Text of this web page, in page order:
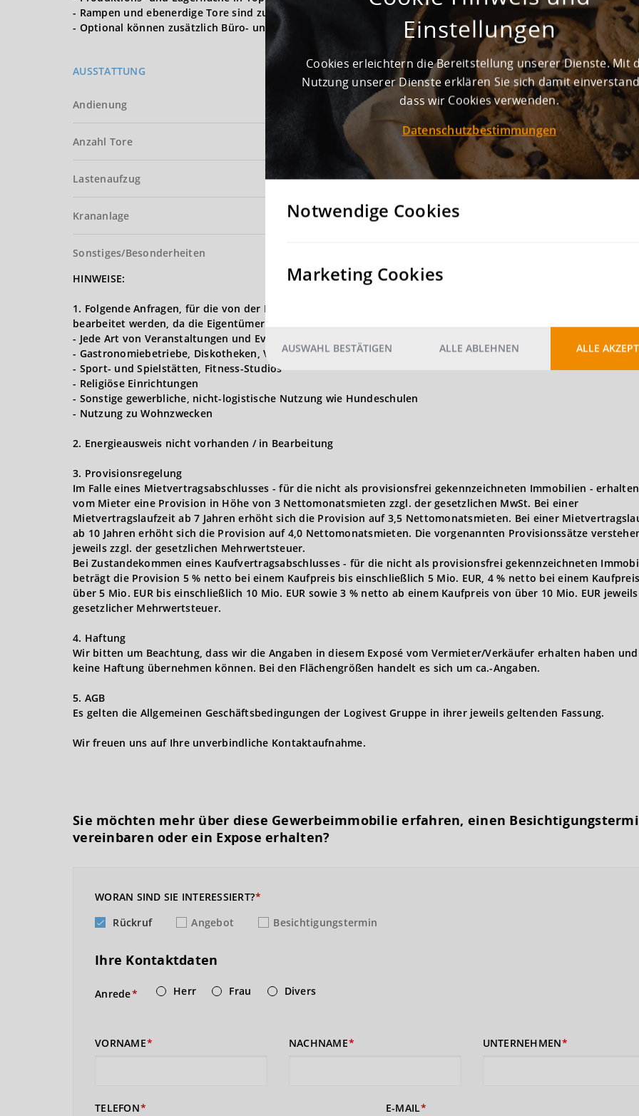
- Rampen und ebenerdige Tore sind zur Andienung vorhanden
- Optional können zusätzlich Büro- und Sozialflächen angemietet werden
AUSSTATTUNG
Andienung Rampe
Anzahl Tore Rampen und ebenerdige Tore
Lastenaufzug Nein
Krananlage
Sonstiges/Besonderheiten
HINWEISE:
1. Folgende Anfragen, für die von der Logivest GmbH angebotenen Grundstücke und Bestandsflächen können
bearbeitet werden, da die Eigentümer nur Lager, Logistik, Produktion und Light Industrial als Nutzung
- Jede Art von Veranstaltungen und Events (Hochzeiten, Flohmärkte, Konzerte, Filmdrehs etc.)
- Gastronomiebetriebe, Diskotheken, Vergnügungsstätten
- Sport- und Spielstätten, Fitness-Studios
- Religiöse Einrichtungen
- Sonstige gewerbliche, nicht-logistische Nutzung wie Hundeschulen
- Nutzung zu Wohnzwecken
2. Energieausweis nicht vorhanden / in Bearbeitung
3. Provisionsregelung
Im Falle eines Mietvertragsabschlusses - für die nicht als provisionsfrei gekennzeichneten Immobilien -
vom Mieter eine Provision in Höhe von 3 Nettomonatsmieten zzgl. der gesetzlichen MwSt. Bei einer
Mietvertragslaufzeit ab 7 Jahren erhöht sich die Provision auf 3,5 Nettomonatsmieten. Bei einer
ab 10 Jahren erhöht sich die Provision auf 4,0 Nettomonatsmieten. Die vorgenannten Provisionssätze
jeweils zzgl. der gesetzlichen Mehrwertsteuer.
Bei Zustandekommen eines Kaufvertragsabschlusses - für die nicht als provisionsfrei gekennzeichneten
beträgt die Provision 5 % netto bei einem Kaufpreis bis einschließlich 5 Mio. EUR, 4 % netto bei einem
über 5 Mio. EUR bis einschließlich 10 Mio. EUR sowie 3 % netto ab einem Kaufpreis von über 10 Mio. EUR
gesetzlicher Mehrwertsteuer.
4. Haftung
Wir bitten um Beachtung, dass wir die Angaben in diesem Exposé vom Vermieter/Verkäufer erhalten haben
keine Haftung übernehmen können. Bei den Flächengrößen handelt es sich um ca.-Angaben.
5. AGB
Es gelten die Allgemeinen Geschäftsbedingungen der Logivest Gruppe in ihrer jeweils geltenden Fassung.
Wir freuen uns auf Ihre unverbindliche Kontaktaufnahme.
Sie möchten mehr über diese Gewerbeimmobilie erfahren, einen
vereinbaren oder ein Expose erhalten?
WORAN SIND SIE INTERESSIERT?
Rückruf
Angebot Besichtigungstermin
Ihre Kontaktdaten
Anrede Herr Frau Divers
VORNAME NACHNAME UNTERNEHMEN
TELEFON E-MAIL
Einstellungen
Cookies erleichtern die Bereitstellung unserer Dienste. Mit
Nutzung unserer Dienste erklären Sie sich damit
dass wir Cookies verwenden.
Datenschutzbestimmungen
Notwendige Cookies
Marketing Cookies
AUSWAHL BESTÄTIGEN ALLE ABLEHNEN ALLE